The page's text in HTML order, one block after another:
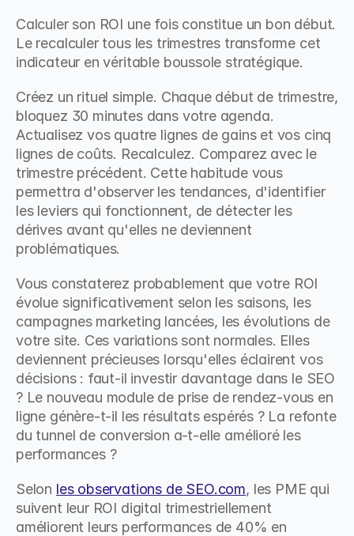
Calculer son ROI une fois constitue un bon début.
Le recalculer tous les trimestres transforme cet
indicateur en véritable boussole stratégique.
Créez un rituel simple. Chaque début de trimestre,
bloquez 30 minutes dans votre agenda.
Actualisez vos quatre lignes de gains et vos cinq
lignes de coûts. Recalculez. Comparez avec le
trimestre précédent. Cette habitude vous
permettra d'observer les tendances, d'identifier
les leviers qui fonctionnent, de détecter les
dérives avant qu'elles ne deviennent
problématiques.
Vous constaterez probablement que votre ROI
évolue significativement selon les saisons, les
campagnes marketing lancées, les évolutions de
votre site. Ces variations sont normales. Elles
deviennent précieuses lorsqu'elles éclairent vos
décisions : faut-il investir davantage dans le SEO
? Le nouveau module de prise de rendez-vous en
ligne génère-t-il les résultats espérés ? La refonte
du tunnel de conversion a-t-elle amélioré les
performances ?
Selon les observations de SEO.com, les PME qui
suivent leur ROI digital trimestriellement
améliorent leurs performances de 40% en